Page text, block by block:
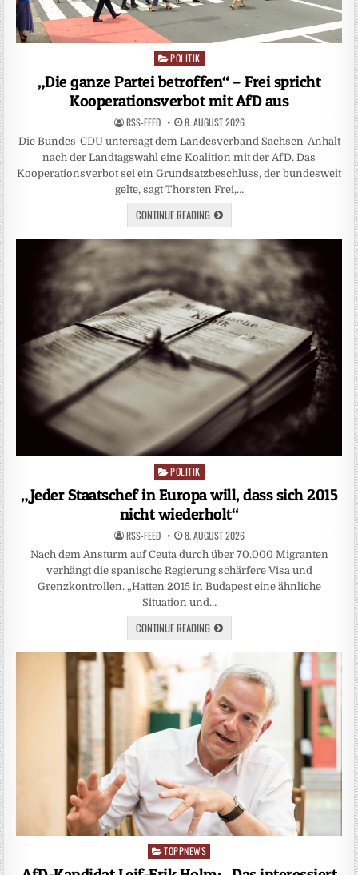
Posted
in
POLITIK
„Die ganze Partei betroffen“ – Frei spricht
Kooperationsverbot mit AfD aus
RSS-FEED 8. AUGUST 2026
Die Bundes-CDU untersagt dem Landesverband Sachsen-Anhalt
nach der Landtagswahl eine Koalition mit der AfD. Das
Kooperationsverbot sei ein Grundsatzbeschluss, der bundesweit
gelte, sagt Thorsten Frei,…
CONTINUE READING
Posted
in
POLITIK
„Jeder Staatschef in Europa will, dass sich 2015
nicht wiederholt“
RSS-FEED 8. AUGUST 2026
Nach dem Ansturm auf Ceuta durch über 70.000 Migranten
verhängt die spanische Regierung schärfere Visa und
Grenzkontrollen. „Hatten 2015 in Budapest eine ähnliche
Situation und…
CONTINUE READING
Posted
in
TOPPNEWS